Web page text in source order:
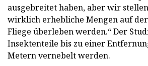
ausgebreitet haben, aber wir stellen
wirklich erhebliche Mengen auf
Fliege überleben werden.“ Der
Insektenteile bis zu einer
Metern vernebelt werden.